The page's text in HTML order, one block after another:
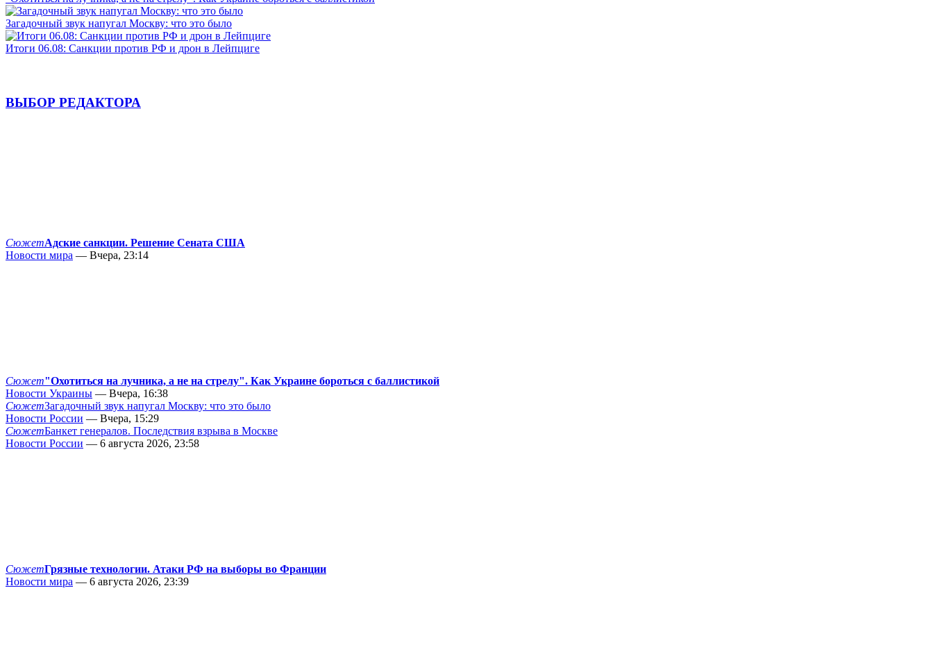
Загадочный звук напугал Москву: что это было
Итоги 06.08: Санкции против РФ и дрон в Лейпциге
ВЫБОР РЕДАКТОРА
СюжетАдские санкции. Решение Сената США
Новости мира — Вчера, 23:14
Сюжет"Охотиться на лучника, а не на стрелу". Как Украине бороться с баллистикой
Новости Украины — Вчера, 16:38
СюжетЗагадочный звук напугал Москву: что это было
Новости России — Вчера, 15:29
СюжетБанкет генералов. Последствия взрыва в Москве
Новости России — 6 августа 2026, 23:58
СюжетГрязные технологии. Атаки РФ на выборы во Франции
Новости мира — 6 августа 2026, 23:39